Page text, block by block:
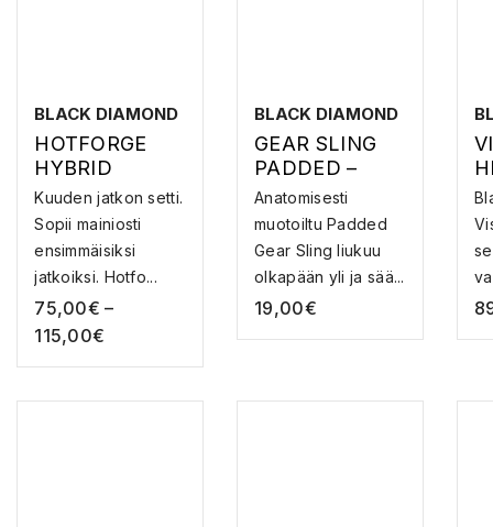
BLACK DIAMOND
HOTFORGE
HYBRID
QUICKPACK
12CM –
JATKOSETTI
Kuuden jatkon setti.
Sopii mainiosti
ensimmäisiksi
jatkoiksi. Hotfo...
75,00€ –
115,00€
BLACK DIAMOND
GEAR SLING
PADDED –
VARUSTEHIHN
A
Anatomisesti
muotoiltu Padded
Gear Sling liukuu
olkapään yli ja sää...
19,00€
Ä